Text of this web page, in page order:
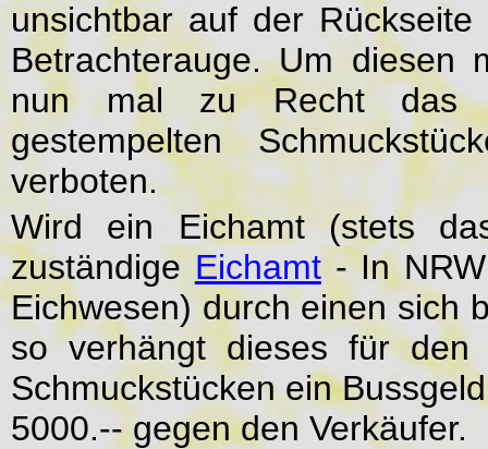
unsichtbar auf der
Betrachterauge. Um diesen
nun mal zu Recht das
gestempelten
verboten.
Wird ein Eichamt (stets
zuständige Eichamt- In NRW
Eichwesen) durch einen sich
so verhängt dieses für den
Schmuckstücken ein
5000.-- gegen den Verkäufer.